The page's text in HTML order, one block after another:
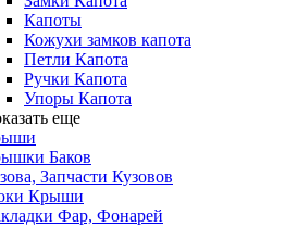
Капоты
Кожухи замков капота
Петли Капота
Ручки Капота
Упоры Капота
еще
Баков
Запчасти Кузовов
Крыши
Фар, Фонарей